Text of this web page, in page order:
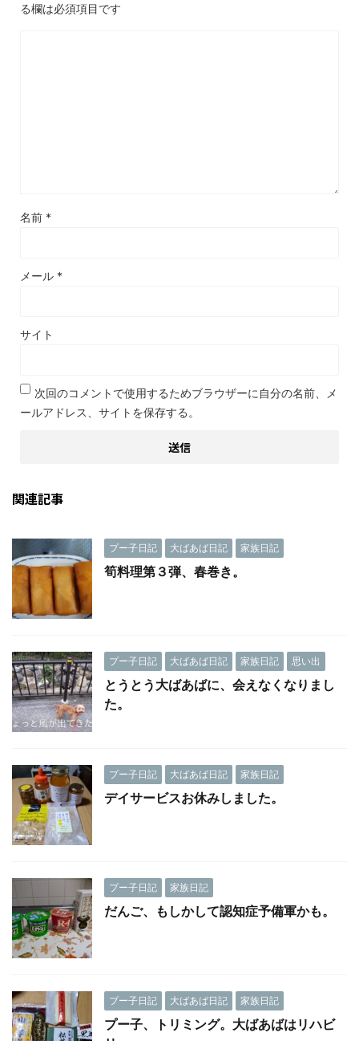
る欄は必須項目です
名前 *
メール *
サイト
次回のコメントで使用するためブラウザーに自分の名前、メ
ールアドレス、サイトを保存する。
関連記事
プー子日記 大ばあば日記 家族日記
筍料理第３弾、春巻き。
プー子日記 大ばあば日記 家族日記 思い出
とうとう大ばあばに、会えなくなりまし
た。
プー子日記 大ばあば日記 家族日記
デイサービスお休みしました。
プー子日記 家族日記
だんご、もしかして認知症予備軍かも。
プー子日記 大ばあば日記 家族日記
プー子、トリミング。大ばあばはリハビ